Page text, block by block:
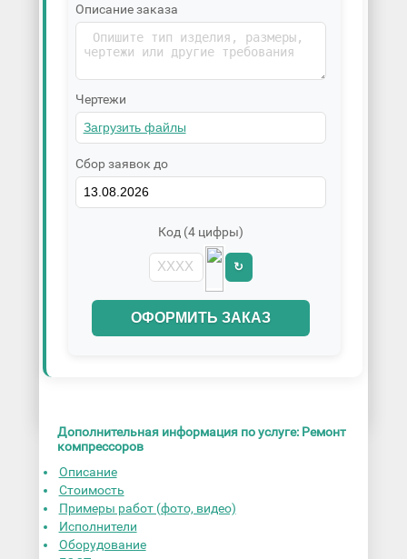
Описание заказа
Чертежи
Сбор заявок до
Код (4 цифры)
↻
ОФОРМИТЬ ЗАКАЗ
Дополнительная информация по услуге: Ремонт
компрессоров
Описание
Стоимость
Примеры работ (фото, видео)
Исполнители
Оборудование